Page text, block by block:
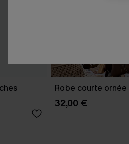
Robe courte
32,00 €